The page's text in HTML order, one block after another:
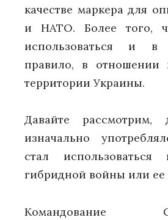
качестве маркера для
и НАТО. Более того,
использоваться и в
правило, в отношении
территории Украины.
Давайте
изначально
стал
гибридной войны или ее
Командование